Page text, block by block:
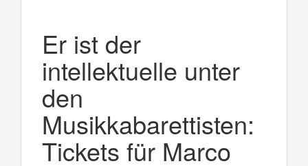
Er ist der
intellektuelle unter
den
Musikkabarettisten:
Tickets für Marco